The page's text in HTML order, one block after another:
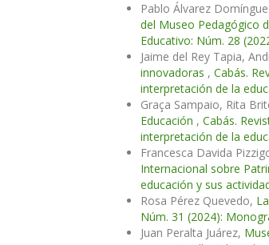
Pablo Álvarez
del Museo Pedagógico
Educativo: Núm. 28
Jaime del Rey Tapia,
innovadoras , Cabás.
interpretación de la
Graça Sampaio, Rita
Educación , Cabás.
interpretación de la
Francesca Davida
Internacional sobre
educación y sus
Rosa Pérez Quevedo,
Núm. 31 (2024):
Juan Peralta Juárez,